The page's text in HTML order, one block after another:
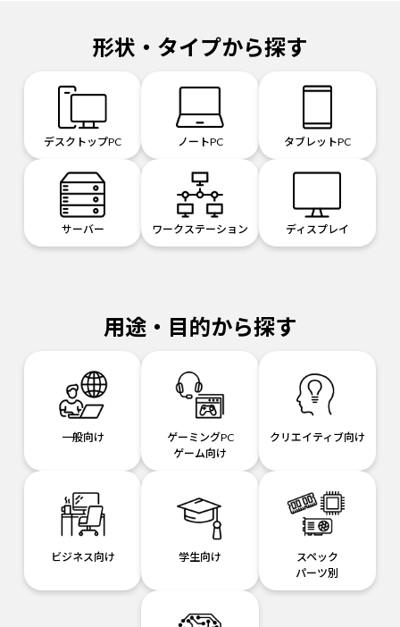
形状・タイプから探す
デスクトップPC ノートPC タブレットPC
サーバー ワークステーション ディスプレイ
用途・目的から探す
一般向け
ゲーミングPC
ゲーム向け
クリエイティブ向け
ビジネス向け 学生向け
スペック
パーツ別